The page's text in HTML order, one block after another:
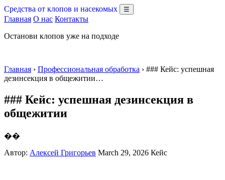
Средства от клопов и насекомых ☰
Главная О нас Контакты
Останови клопов уже на подходе
Главная › Профессиональная обработка › ### Кейс: успешная
дезинсекция в общежитии…
### Кейс: успешная дезинсекция в
общежитии
��
Автор: Алексей Григорьев March 29, 2026 Кейс